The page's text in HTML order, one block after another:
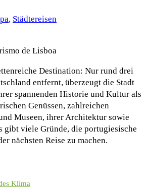
, Städtereisen
de Lisboa
Destination: Nur rund drei
entfernt, überzeugt die Stadt
spannenden Historie und Kultur als
Genüssen, zahlreichen
Museen, ihrer Architektur sowie
gibt viele Gründe, die portugiesische
nächsten Reise zu machen.
Klima